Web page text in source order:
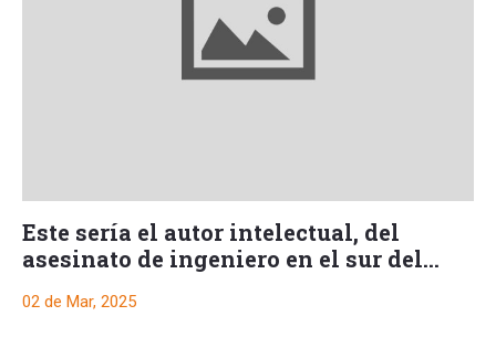
Este sería el autor intelectual, del
asesinato de ingeniero en el sur del
02 de Mar, 2025